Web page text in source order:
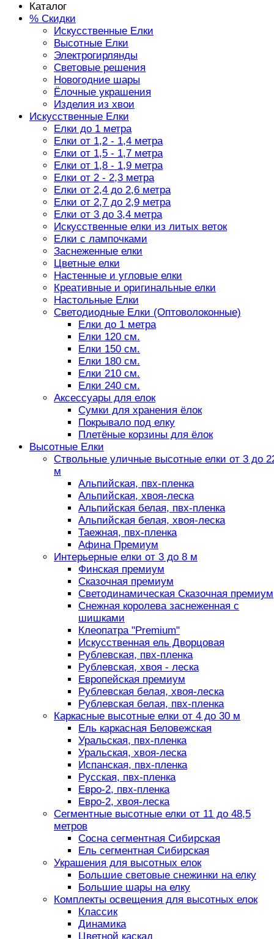
Каталог
% Скидки
Искусственные Елки
Высотные Елки
Электрогирлянды
Световые решения
Новогодние шары
Ёлочные украшения
Изделия из хвои
Искусственные Елки
Елки до 1 метра
Елки от 1,2 - 1,4 метра
Елки от 1,5 - 1,7 метра
Елки от 1,8 - 1,9 метра
Елки от 2 - 2,3 метра
Елки от 2,4 до 2,6 метра
Елки от 2,7 до 2,9 метра
Елки от 3 до 3,4 метра
Искусственные елки из литых веток
Елки с лампочками
Заснеженные елки
Цветные елки
Настенные и угловые елки
Креативные и оригинальные елки
Настольные Елки
Светодиодные Елки (Оптоволоконные)
Елки до 1 метра
Елки 120 см.
Елки 150 см.
Елки 180 см.
Елки 210 см.
Елки 240 см.
Аксессуары для елок
Сумки для хранения ёлок
Покрывало под елку
Плетёные корзины для ёлок
Высотные Елки
Ствольные уличные высотные елки от 3 до
м
Альпийская, пвх-пленка
Альпийская, хвоя-леска
Альпийская белая, пвх-пленка
Альпийская белая, хвоя-леска
Таежная, пвх-пленка
Афина Премиум
Интерьерные елки от 3 до 8 м
Финская премиум
Сказочная премиум
Светодинамическая Сказочная премиум
Снежная королева заснеженная с
шишками
Клеопатра "Premium"
Искусственная ель Дворцовая
Рублевская, пвх-пленка
Рублевская, хвоя - леска
Европейская премиум
Рублевская белая, хвоя-леска
Рублевская белая, пвх-пленка
Каркасные высотные елки от 4 до 30 м
Ель каркасная Беловежская
Уральская, пвх-пленка
Уральская, хвоя-леска
Испанская, пвх-пленка
Русская, пвх-пленка
Евро-2, пвх-пленка
Евро-2, хвоя-леска
Сегментные высотные елки от 11 до 48,5
метров
Сосна сегментная Сибирская
Ель сегментная Сибирская
Украшения для высотных елок
Большие световые снежинки на елку
Большие шары на елку
Комплекты освещения для высотных елок
Классик
Динамика
Цветной каскад